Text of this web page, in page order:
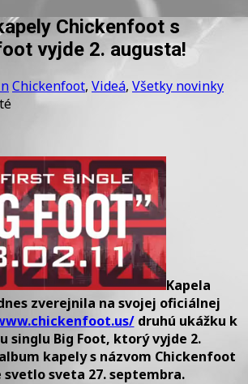
Chickenfoot s
vyjde 2. augusta!
Chickenfoot, Videá, Všetky novinky
na
kapely
Chickenfoot
s
názvom
Bigfoot
vyjde
2.
augusta!
Kapela
zverejnila na svojej oficiálnej
druhú ukážku k
singlu Big Foot, ktorý vyjde 2.
kapely s názvom Chickenfoot
sveta 27. septembra.